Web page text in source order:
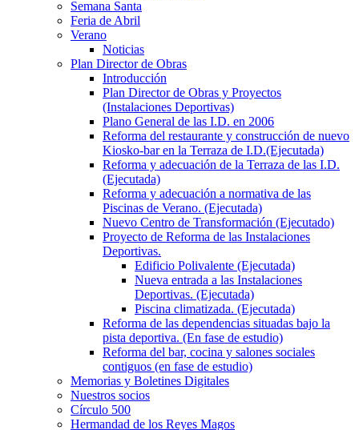
Semana Santa
Feria de Abril
Verano
Noticias
Plan Director de Obras
Introducción
Plan Director de Obras y Proyectos
(Instalaciones Deportivas)
Plano General de las I.D. en 2006
Reforma del restaurante y construcción de nuevo
Kiosko-bar en la Terraza de I.D.(Ejecutada)
Reforma y adecuación de la Terraza de las I.D.
(Ejecutada)
Reforma y adecuación a normativa de las
Piscinas de Verano. (Ejecutada)
Nuevo Centro de Transformación (Ejecutado)
Proyecto de Reforma de las Instalaciones
Deportivas.
Edificio Polivalente (Ejecutada)
Nueva entrada a las Instalaciones
Deportivas. (Ejecutada)
Piscina climatizada. (Ejecutada)
Reforma de las dependencias situadas bajo la
pista deportiva. (En fase de estudio)
Reforma del bar, cocina y salones sociales
contiguos (en fase de estudio)
Memorias y Boletines Digitales
Nuestros socios
Círculo 500
Hermandad de los Reyes Magos